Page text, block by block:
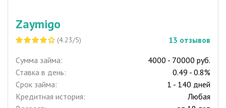
Zaymigo
(4.23/5) 13 отзывов
Сумма займа:
4000 - 70000 руб.
Ставка в день:
0.49 - 0.8%
Срок займа:
1 - 140 дней
Кредитная история:
Любая